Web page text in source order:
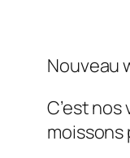
Nouveau
C’est
moissons